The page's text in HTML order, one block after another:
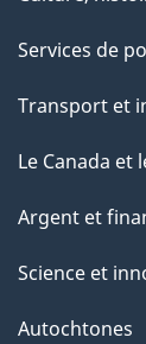
Services de
Transport et
Le Canada et
Argent et
Science et
Autochtones